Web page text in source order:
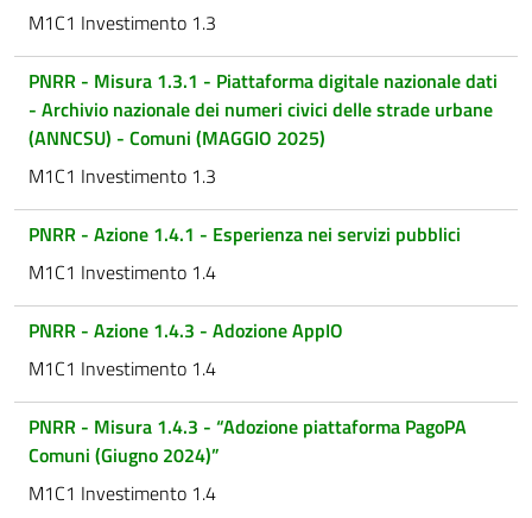
M1C1 Investimento 1.3
PNRR - Misura 1.3.1 - Piattaforma digitale nazionale dati
- Archivio nazionale dei numeri civici delle strade urbane
(ANNCSU) - Comuni (MAGGIO 2025)
M1C1 Investimento 1.3
PNRR - Azione 1.4.1 - Esperienza nei servizi pubblici
M1C1 Investimento 1.4
PNRR - Azione 1.4.3 - Adozione AppIO
M1C1 Investimento 1.4
PNRR - Misura 1.4.3 - “Adozione piattaforma PagoPA
Comuni (Giugno 2024)”
M1C1 Investimento 1.4